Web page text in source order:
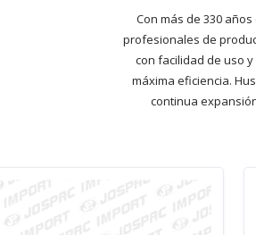
Con más de 330
profesionales de
con facilidad de uso
máxima eficiencia.
continua